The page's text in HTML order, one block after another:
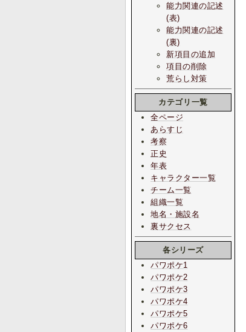
能力関連の記述
(表)
能力関連の記述
(裏)
新項目の追加
項目の削除
荒らし対策
カテゴリ一覧
全ページ
あらすじ
考察
正史
年表
キャラクター一覧
チーム一覧
組織一覧
地名・施設名
裏サクセス
各シリーズ
パワポケ1
パワポケ2
パワポケ3
パワポケ4
パワポケ5
パワポケ6